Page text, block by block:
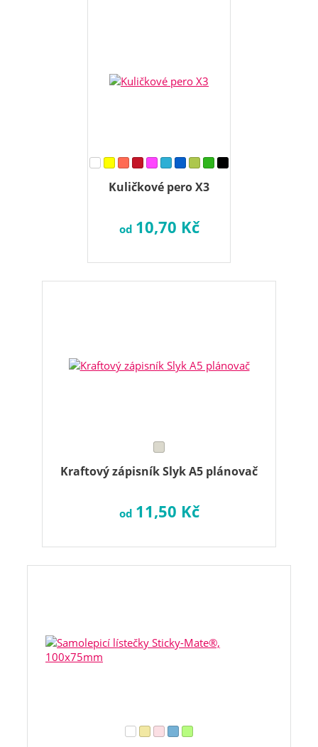
Kuličkové pero X3
od 10,70 Kč
Kraftový zápisník Slyk A5 plánovač
od 11,50 Kč